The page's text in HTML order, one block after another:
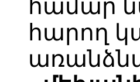
համար
հարող